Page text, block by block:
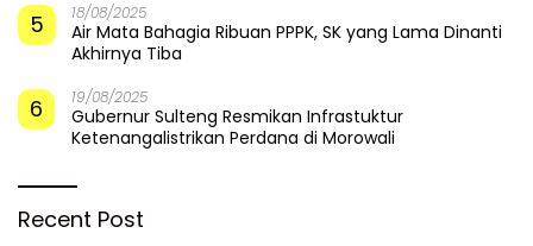
5 18/08/2025
Air Mata Bahagia Ribuan PPPK, SK yang Lama Dinanti
Akhirnya Tiba
6 19/08/2025
Gubernur Sulteng Resmikan Infrastuktur
Ketenangalistrikan Perdana di Morowali
Recent Post